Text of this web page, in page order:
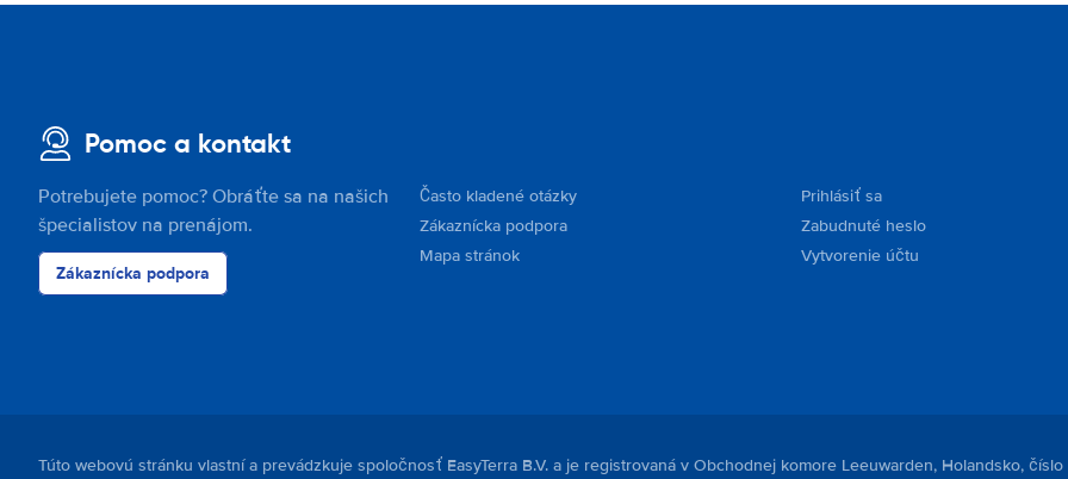
Pomoc a kontakt
Potrebujete pomoc? Obráťte sa na našich
špecialistov na prenájom.
Zákaznícka podpora
Často kladené otázky
Zákaznícka podpora
Mapa stránok
Prihlásiť sa
Zabudnuté heslo
Vytvorenie účtu
Túto webovú stránku vlastní a prevádzkuje spoločnosť EasyTerra B.V. a je registrovaná v Obchodnej komore Leeuwarden, Holandsko, číslo